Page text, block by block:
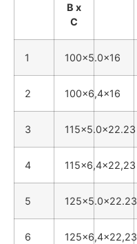
B x
C
1 100x5.0x16
2 100x6,4x16
3 115x5.0x22.23
4 115x6,4x22,23
5 125x5.0x22.23
6 125x6,4x22,23